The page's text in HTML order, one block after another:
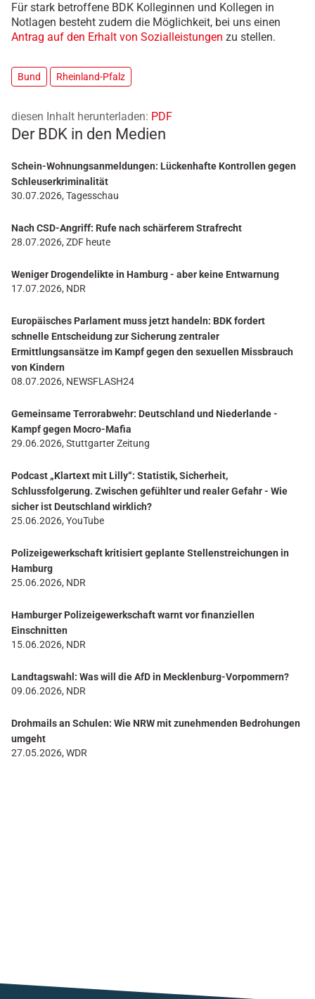
Für stark betroffene BDK Kolleginnen und Kollegen in
Notlagen besteht zudem die Möglichkeit, bei uns einen
Antrag auf den Erhalt von Sozialleistungen zu stellen.
Bund Rheinland-Pfalz
diesen Inhalt herunterladen: PDF
Der BDK in den Medien
Schein-Wohnungsanmeldungen: Lückenhafte Kontrollen gegen
Schleuserkriminalität
30.07.2026, Tagesschau
Nach CSD-Angriff: Rufe nach schärferem Strafrecht
28.07.2026, ZDF heute
Weniger Drogendelikte in Hamburg - aber keine Entwarnung
17.07.2026, NDR
Europäisches Parlament muss jetzt handeln: BDK fordert
schnelle Entscheidung zur Sicherung zentraler
Ermittlungsansätze im Kampf gegen den sexuellen Missbrauch
von Kindern
08.07.2026, NEWSFLASH24
Gemeinsame Terrorabwehr: Deutschland und Niederlande -
Kampf gegen Mocro-Mafia
29.06.2026, Stuttgarter Zeitung
Podcast „Klartext mit Lilly“: Statistik, Sicherheit,
Schlussfolgerung. Zwischen gefühlter und realer Gefahr - Wie
sicher ist Deutschland wirklich?
25.06.2026, YouTube
Polizeigewerkschaft kritisiert geplante Stellenstreichungen in
Hamburg
25.06.2026, NDR
Hamburger Polizeigewerkschaft warnt vor finanziellen
Einschnitten
15.06.2026, NDR
Landtagswahl: Was will die AfD in Mecklenburg-Vorpommern?
09.06.2026, NDR
Drohmails an Schulen: Wie NRW mit zunehmenden Bedrohungen
umgeht
27.05.2026, WDR